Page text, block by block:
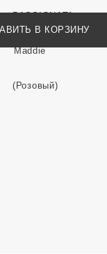
В КОРЗИНУ